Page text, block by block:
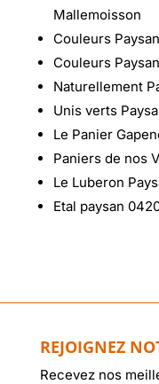
Mallemoisson
Couleurs
Couleurs
Naturellement
Unis verts
Le Panier
Paniers de nos
Le Luberon
Etal paysan
REJOIGNEZ
Recevez nos